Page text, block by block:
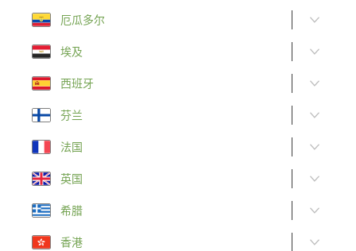
厄瓜多尔
埃及
西班牙
芬兰
法国
英国
希腊
香港